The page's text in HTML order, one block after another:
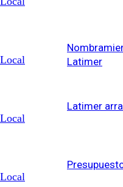
Local
Latimer
Local
Latimer
Local